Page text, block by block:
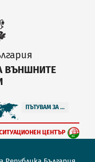
ВЪНШНИТЕ
ПЪТУВАМ ЗА ...
ЦЕНТЪР